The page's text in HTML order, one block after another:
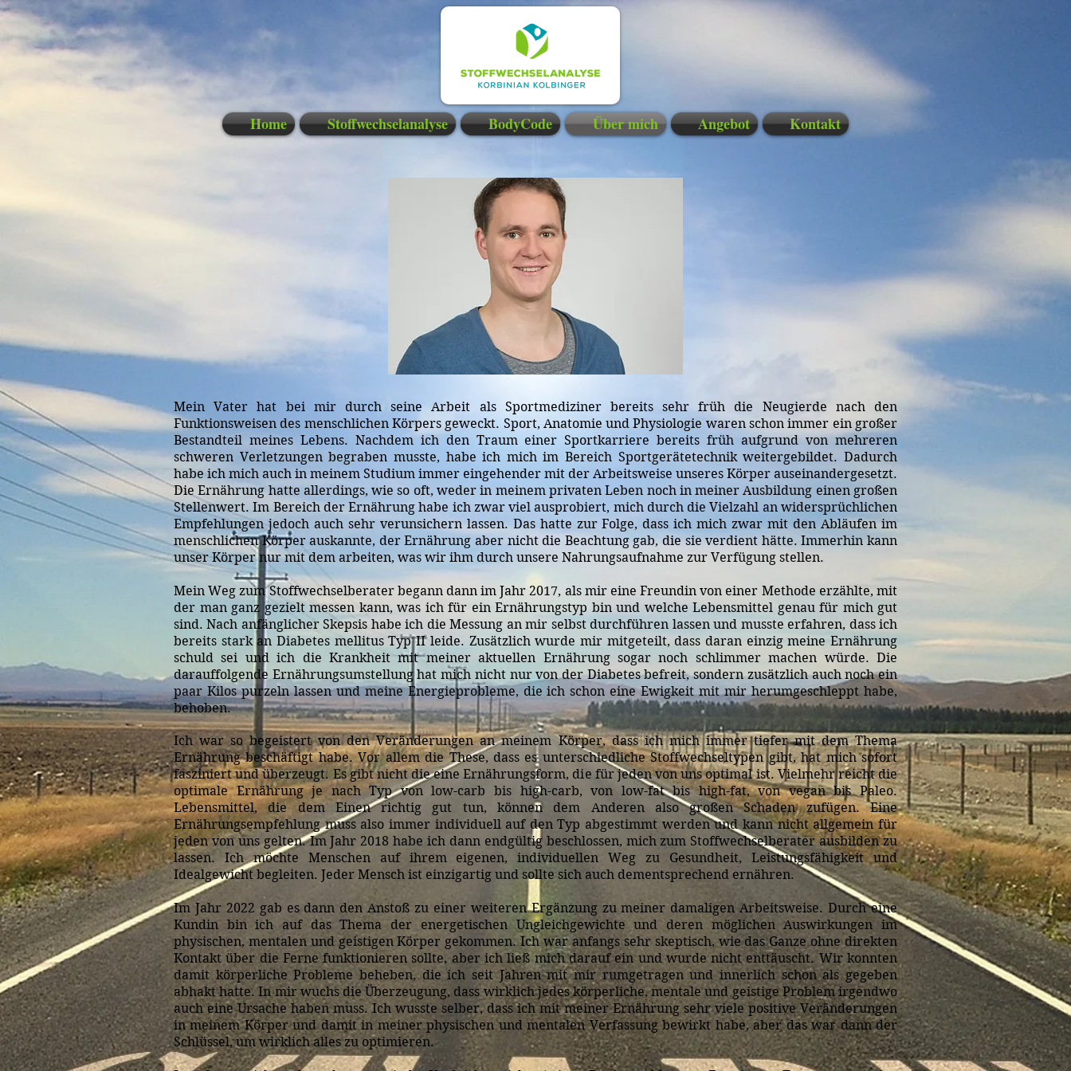
Home Stoffwechselanalyse BodyCode Über mich Angebot Kontakt
Mein Vater hat bei mir durch seine Arbeit als Sportmediziner bereits sehr früh die Neugierde nach den
Funktionsweisen des menschlichen Körpers geweckt. Sport, Anatomie und Physiologie waren schon immer ein großer
Bestandteil meines Lebens. Nachdem ich den Traum einer Sportkarriere bereits früh aufgrund von mehreren
schweren Verletzungen begraben musste, habe ich mich im Bereich Sportgerätetechnik weitergebildet. Dadurch
habe ich mich auch in meinem Studium immer eingehender mit der Arbeitsweise unseres Körper auseinandergesetzt.
Die Ernährung hatte allerdings, wie so oft, weder in meinem privaten Leben noch in meiner Ausbildung einen großen
Stellenwert. Im Bereich der Ernährung habe ich zwar viel ausprobiert, mich durch die Vielzahl an widersprüchlichen
Empfehlungen jedoch auch sehr verunsichern lassen. Das hatte zur Folge, dass ich mich zwar mit den Abläufen im
menschlichen Körper auskannte, der Ernährung aber nicht die Beachtung gab, die sie verdient hätte. Immerhin kann
unser Körper nur mit dem arbeiten, was wir ihm durch unsere Nahrungsaufnahme zur Verfügung stellen.
Mein Weg zum Stoffwechselberater begann dann im Jahr 2017, als mir eine Freundin von einer Methode erzählte, mit
der man ganz gezielt messen kann, was ich für ein Ernährungstyp bin und welche Lebensmittel genau für mich gut
sind. Nach anfänglicher Skepsis habe ich die Messung an mir selbst durchführen lassen und musste erfahren, dass ich
bereits stark an Diabetes mellitus Typ II leide. Zusätzlich wurde mir mitgeteilt, dass daran einzig meine Ernährung
schuld sei und ich die Krankheit mit meiner aktuellen Ernährung sogar noch schlimmer machen würde. Die
darauffolgende Ernährungsumstellung hat mich nicht nur von der Diabetes befreit, sondern zusätzlich auch noch ein
paar Kilos purzeln lassen und meine Energieprobleme, die ich schon eine Ewigkeit mit mir herumgeschleppt habe,
behoben.
Ich war so begeistert von den Veränderungen an meinem Körper, dass ich mich immer tiefer mit dem Thema
Ernährung beschäftigt habe. Vor allem die These, dass es unterschiedliche Stoffwechseltypen gibt, hat mich sofort
fasziniert und überzeugt. Es gibt nicht die eine Ernährungsform, die für jeden von uns optimal ist. Vielmehr reicht die
optimale Ernährung je nach Typ von low-carb bis high-carb, von low-fat bis high-fat, von vegan bis Paleo.
Lebensmittel, die dem Einen richtig gut tun, können dem Anderen also großen Schaden zufügen. Eine
Ernährungsempfehlung muss also immer individuell auf den Typ abgestimmt werden und kann nicht allgemein für
jeden von uns gelten. Im Jahr 2018 habe ich dann endgültig beschlossen, mich zum Stoffwechselberater ausbilden zu
lassen. Ich möchte Menschen auf ihrem eigenen, individuellen Weg zu Gesundheit, Leistungsfähigkeit und
Idealgewicht begleiten. Jeder Mensch ist einzigartig und sollte sich auch dementsprechend ernähren.
Im Jahr 2022 gab es dann den Anstoß zu einer weiteren Ergänzung zu meiner damaligen Arbeitsweise. Durch eine
Kundin bin ich auf das Thema der energetischen Ungleichgewichte und deren möglichen Auswirkungen im
physischen, mentalen und geistigen Körper gekommen. Ich war anfangs sehr skeptisch, wie das Ganze ohne direkten
Kontakt über die Ferne funktionieren sollte, aber ich ließ mich darauf ein und wurde nicht enttäuscht. Wir konnten
damit körperliche Probleme beheben, die ich seit Jahren mit mir rumgetragen und innerlich schon als gegeben
abhakt hatte. In mir wuchs die Überzeugung, dass wirklich jedes körperliche, mentale und geistige Problem irgendwo
auch eine Ursache haben muss.Ich wusste selber, dass ich mit meiner Ernährung sehr viele positive Veränderungen
in meinem Körper und damit in meiner physischen und mentalen Verfassung bewirkt habe, aber das war dann der
Schlüssel, um wirklich alles zu optimieren.